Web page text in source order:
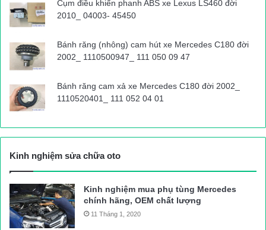
Cụm điều khiển phanh ABS xe Lexus LS460 đời
2010_ 04003- 45450
Bánh răng (nhông) cam hút xe Mercedes C180 đời
2002_ 1110500947_ 111 050 09 47
Bánh răng cam xả xe Mercedes C180 đời 2002_
1110520401_ 111 052 04 01
Kinh nghiệm sửa chữa oto
Kinh nghiệm mua phụ tùng Mercedes
chính hãng, OEM chất lượng
11 Tháng 1, 2020